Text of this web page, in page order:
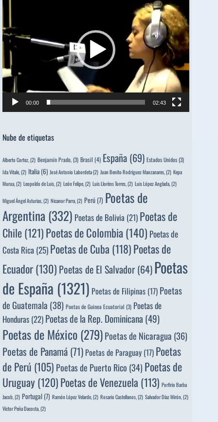
de
vídeo
00:00 02:43
Nube de etiquetas
Alberto Cortez, (2) Benjamín Prado,(3) Brasil (4) España (69) Estados Unidos(3)
Ida Vitale, (2) Italia (6) José Antonio Labordeta(2) Juan Benito Rodríguez Manzanares, (2) Kepa
Murua, (2) Leopoldo de Luis, (2) León Felipe, (2) Luis Llorèns Torres, (2) Luis López Anglada, (2)
Miguel Ángel Asturias, (2) Nicanor Parra, (2) Perú (7) Poetas de
Argentina (332) Poetas de Bolivia (21) Poetas de
Chile(121)Poetas de Colombia(140) Poetas de
Costa Rica(25)Poetas de Cuba (118)Poetas de
Ecuador(130) Poetas de El Salvador(64)Poetas
de España (1321) Poetas de Filipinas (17) Poetas
de Guatemala (38) Poetas de Guinea Ecuatorial (3) Poetas de
Honduras (22) Poetas de la Rep. Dominicana (49)
Poetas de México(279)Poetas de Nicaragua (36)
Poetas de Panamá (71) Poetas de Paraguay (17) Poetas
de Perú (105) Poetas de Puerto Rico (34) Poetas de
Uruguay(120)Poetas de Venezuela (113) Porfirio Barba
Jacob, (2) Portugal (7) Ramón López Velarde, (2) Rosario Castellanos, (2) Salvador Díaz Mirón, (2)
Víctor Peña Dacosta, (2)